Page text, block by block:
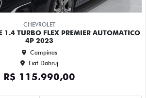
Campinas
Fiat Dahruj
R$ 109.990,00
2023/2023
Mais informações